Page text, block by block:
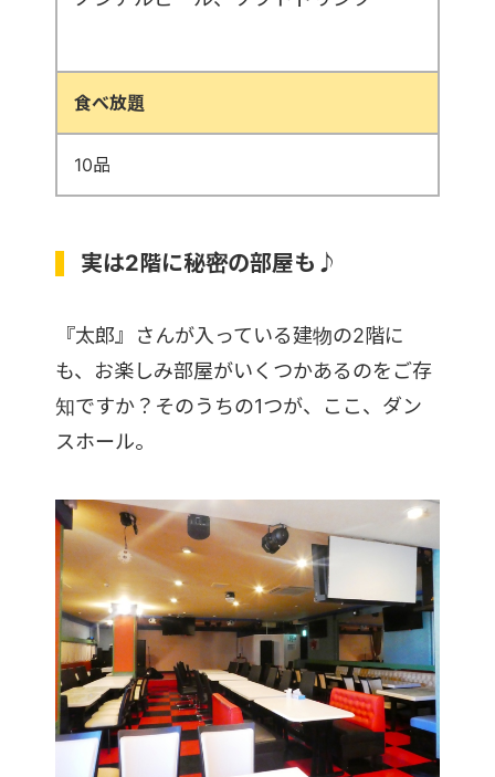
食べ放題
10品
実は2階に秘密の部屋も♪
『太郎』さんが入っている建物の2階に
も、お楽しみ部屋がいくつかあるのをご存
知ですか？そのうちの1つが、ここ、ダン
スホール。